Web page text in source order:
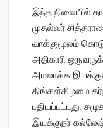
இந்த நிலையில்
முதல்வர்
வாக்குமூலம்
அதிகாரி
அமலாக்க
திங்கள்கிழமை
பதியப்பட்டது.
இயக்குநர் கல்லேஷ்